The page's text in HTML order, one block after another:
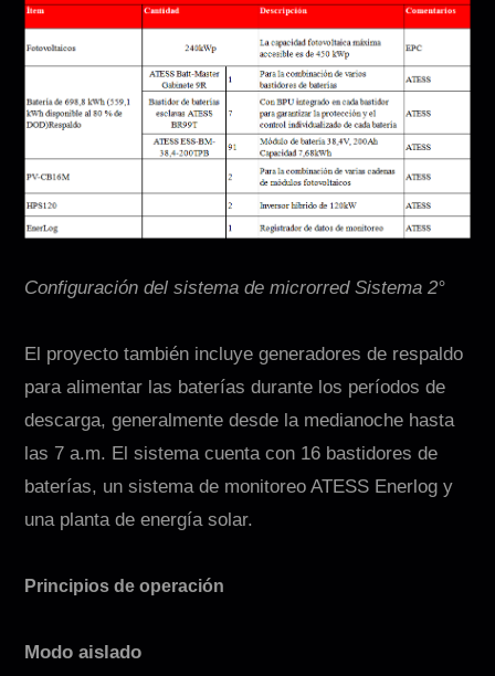
Configuración del sistema de microrred Sistema 2°
El proyecto también incluye generadores de respaldo
para alimentar las baterías durante los períodos de
descarga, generalmente desde la medianoche hasta
las 7 a.m. El sistema cuenta con 16 bastidores de
baterías, un sistema de monitoreo ATESS Enerlog y
una planta de energía solar.
Principios de operación
Modo aislado